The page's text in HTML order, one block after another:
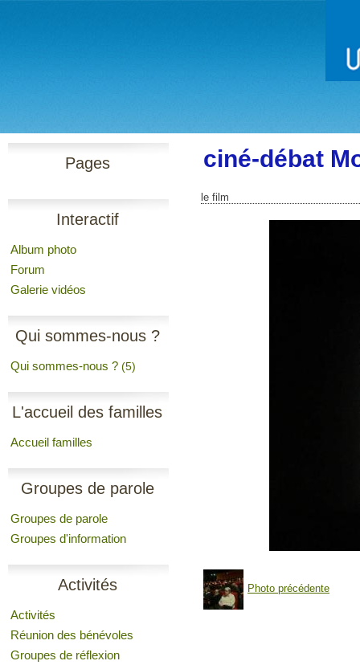
Pages
Interactif
Album photo
Forum
Galerie vidéos
Qui sommes-nous ?
Qui sommes-nous ? (5)
L'accueil des familles
Accueil familles
Groupes de parole
Groupes de parole
Groupes d'information
Activités
Activités
Réunion des bénévoles
Groupes de réflexion
ciné-débat
le film
Photo précédente